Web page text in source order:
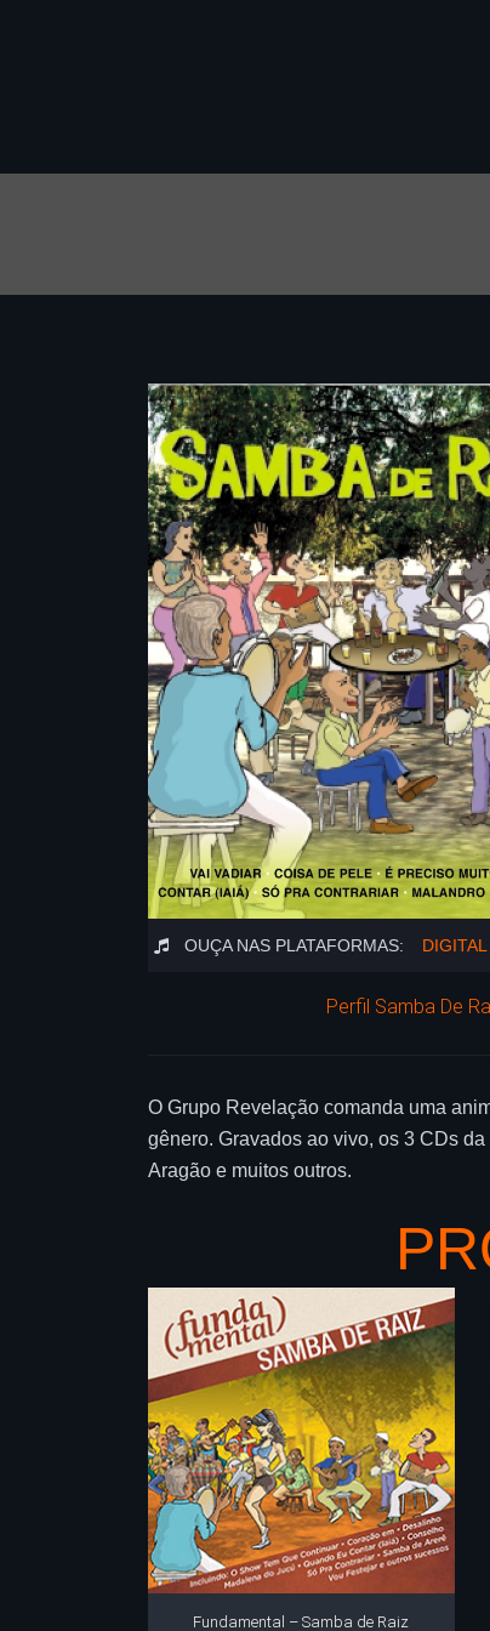
OUÇA NAS PLATAFORMAS: DIGITAL
Perfil Samba De
O Grupo Revelação comanda uma
gênero. Gravados ao vivo, os 3 CDs
Aragão e muitos outros.
Fundamental – Samba de Raiz